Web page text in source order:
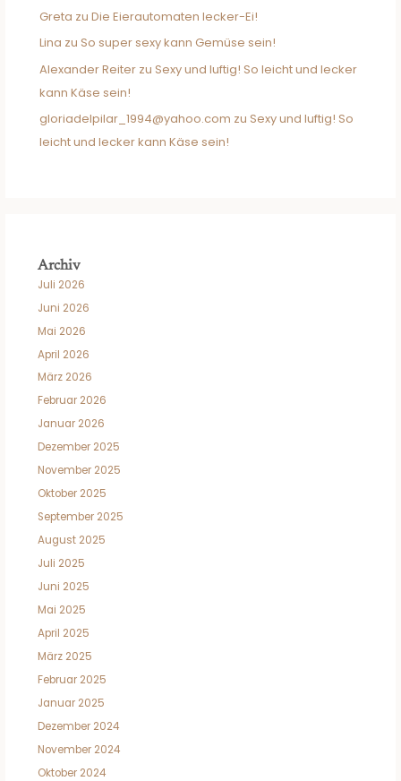
Greta zuDie Eierautomaten lecker-Ei!
Lina zu So super sexy kann Gemüse sein!
Alexander Reiter zu Sexy und luftig! So leicht und lecker
kann Käse sein!
gloriadelpilar_1994@yahoo.com zu Sexy und luftig! So
leicht und lecker kann Käse sein!
Archiv
Juli 2026
Juni 2026
Mai 2026
April 2026
März 2026
Februar 2026
Januar 2026
Dezember 2025
November 2025
Oktober 2025
September 2025
August 2025
Juli 2025
Juni 2025
Mai 2025
April 2025
März 2025
Februar 2025
Januar 2025
Dezember 2024
November 2024
Oktober 2024